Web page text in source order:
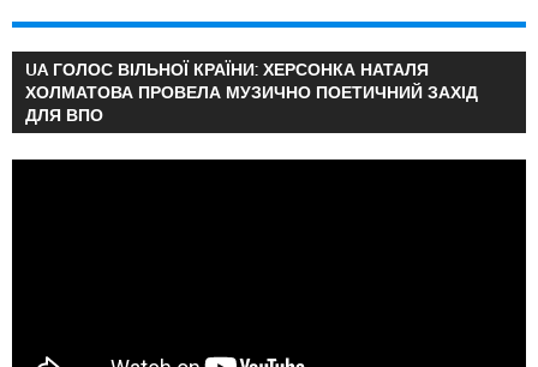
UA ГОЛОС ВІЛЬНОЇ КРАЇНИ: ХЕРСОНКА НАТАЛЯ
ХОЛМАТОВА ПРОВЕЛА МУЗИЧНО ПОЕТИЧНИЙ ЗАХІД
ДЛЯ ВПО